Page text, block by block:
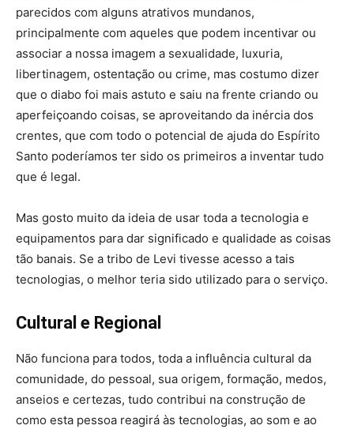
parecidos com alguns atrativos mundanos,
principalmente com aqueles que podem incentivar ou
associar a nossa imagem a sexualidade, luxuria,
libertinagem, ostentação ou crime, mas costumo dizer
que o diabo foi mais astuto e saiu na frente criando ou
aperfeiçoando coisas, se aproveitando da inércia dos
crentes, que com todo o potencial de ajuda do Espírito
Santo poderíamos ter sido os primeiros a inventar tudo
que é legal.
Mas gosto muito da ideia de usar toda a tecnologia e
equipamentos para dar significado e qualidade as coisas
tão banais. Se a tribo de Levi tivesse acesso a tais
tecnologias, o melhor teria sido utilizado para o serviço.
Cultural e Regional
Não funciona para todos, toda a influência cultural da
comunidade, do pessoal, sua origem, formação, medos,
anseios e certezas, tudo contribui na construção de
como esta pessoa reagirá às tecnologias, ao som e ao